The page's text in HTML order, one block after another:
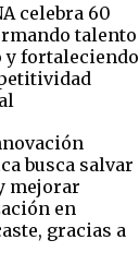
celebra 60
talento
y fortaleciendo
busca salvar
mejorar
en
gracias a